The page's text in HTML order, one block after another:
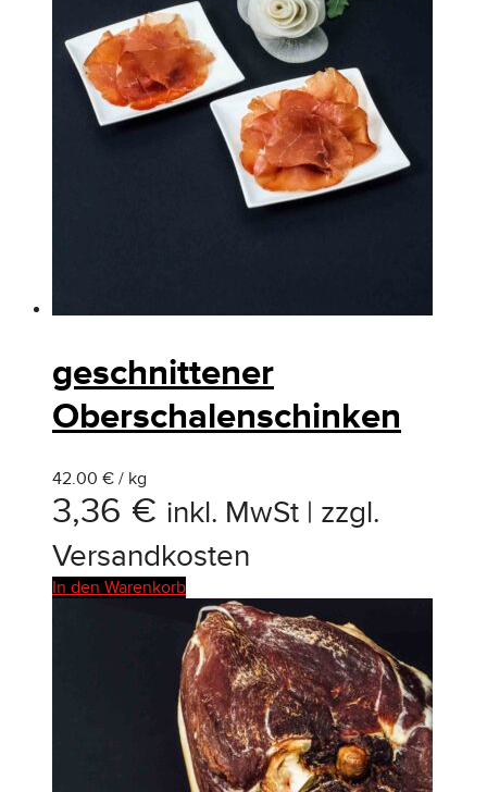
geschnittener
Oberschalenschinken
42.00 € / kg
3,36 € inkl. MwSt | zzgl.
Versandkosten
In den Warenkorb